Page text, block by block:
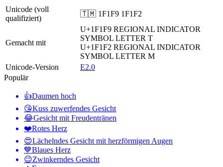
Unicode (voll
qualifiziert)
🇹🇲 1F1F9 1F1F2
Gemacht mit
U+1F1F9 REGIONAL INDICATOR
SYMBOL LETTER T
U+1F1F2 REGIONAL INDICATOR
SYMBOL LETTER M
Unicode-Version
E2.0
Populär
👍Daumen hoch
😘Kuss zuwerfendes Gesicht
😂Gesicht mit Freudentränen
❤️Rotes Herz
😍Lächelndes Gesicht mit herzförmigen Augen
💙Blaues Herz
😉Zwinkerndes Gesicht